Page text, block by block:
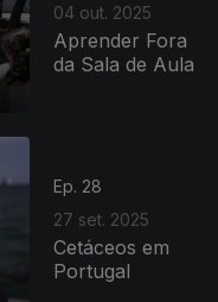
04 out. 2025
Aprender Fora
da Sala de Aula
Ep. 28
27 set. 2025
Cetáceos em
Portugal